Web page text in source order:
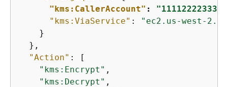
"kms:CallerAccount" : "111122223333"
"kms:ViaService" :
"ec2.us-west-
    }
  },
"Action" : [
"kms:Encrypt" ,
"kms:Decrypt" ,